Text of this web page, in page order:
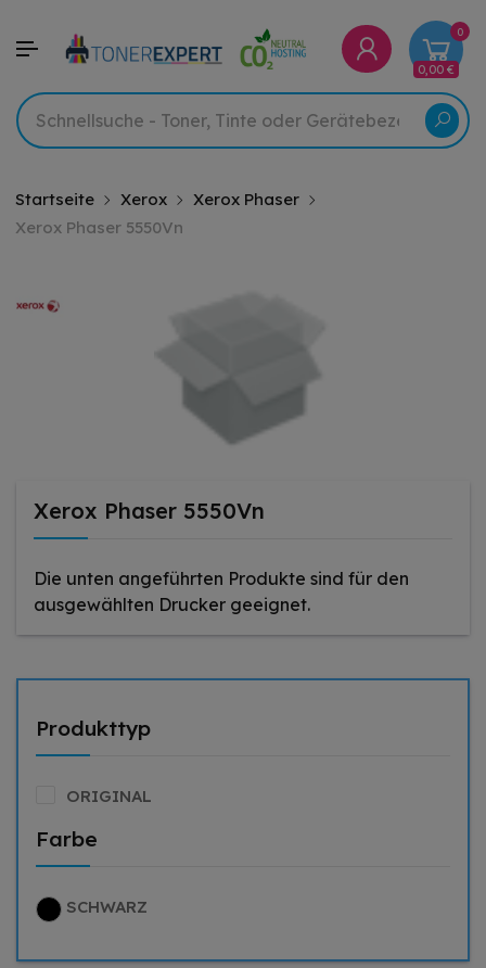
0
0,00 €
Startseite Xerox
Xerox Phaser
Xerox Phaser 5550Vn
Xerox Phaser 5550Vn
Die unten angeführten Produkte sind für den
ausgewählten Drucker geeignet.
Produkttyp
ORIGINAL
Farbe
SCHWARZ